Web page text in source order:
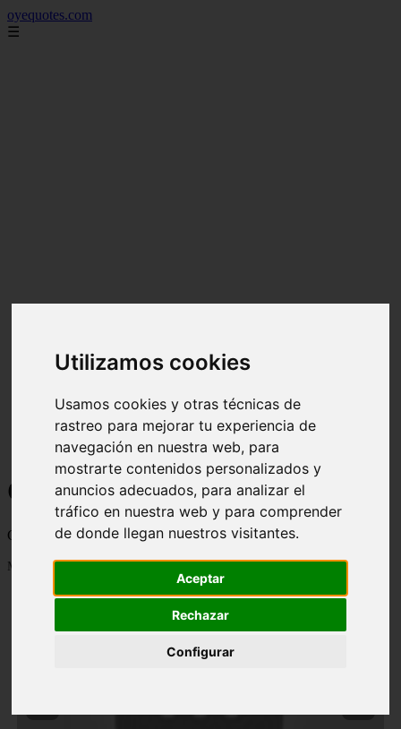
Utilizamos cookies
Usamos cookies y otras técnicas de
rastreo para mejorar tu experiencia de
navegación en nuestra web, para
mostrarte contenidos personalizados y
anuncios adecuados, para analizar el
tráfico en nuestra web y para comprender
de donde llegan nuestros visitantes.
Aceptar
Rechazar
Configurar
oyequotes.com
☰
Curiosidades y Sabias que
Cosas curiosas, curiosidades, noticias impactantes y mucho mas
Mostrando 1 - 24 de 2834 artículos